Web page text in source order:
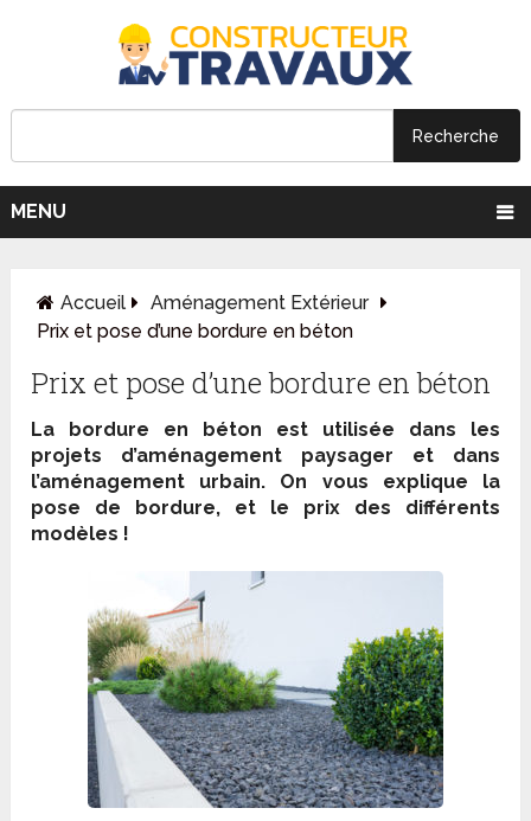
MENU
Accueil
Aménagement Extérieur
Prix et pose d’une bordure en béton
Prix et pose d’une bordure en béton
La bordure en béton est utilisée dans les
projets d’aménagement paysager et dans
l’aménagement urbain. On vous explique la
pose de bordure, et le prix des différents
modèles !